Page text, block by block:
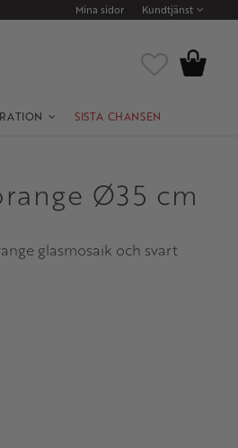
Mina sidor Kundtjänst
SISTA CHANSEN
Favoriter
Kundvagn
Ø35 cm
glasmosaik och svart